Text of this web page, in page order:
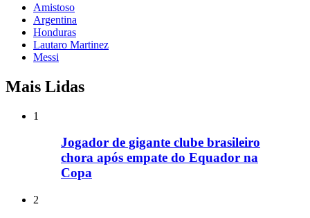
Amistoso
Argentina
Honduras
Lautaro Martinez
Messi
Mais Lidas
1
Jogador de gigante clube brasileiro
chora após empate do Equador na
Copa
2